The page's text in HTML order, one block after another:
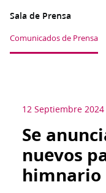
Sala de Prensa
Comunicados de Prensa
12 Septiembre 2024
Se
nuevos